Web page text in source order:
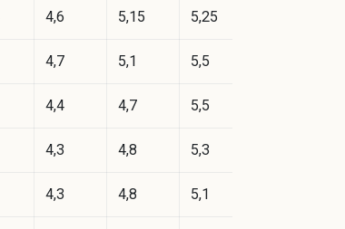
4,6 5,15 5,25
4,7 5,1 5,5
4,4 4,7 5,5
4,3 4,8 5,3
4,3 4,8 5,1